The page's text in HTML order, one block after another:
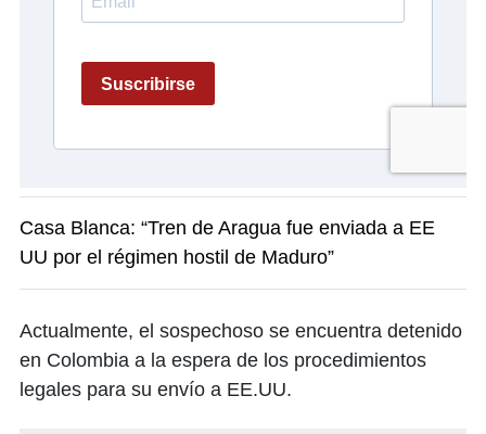
Casa Blanca: “Tren de Aragua fue enviada a EE
UU por el régimen hostil de Maduro”
Actualmente, el sospechoso se encuentra detenido
en Colombia a la espera de los procedimientos
legales para su envío a EE.UU.